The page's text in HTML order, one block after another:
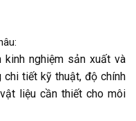
kinh nghiệm sản xuất và
chi tiết kỹ thuật, độ chính
liệu cần thiết cho môi